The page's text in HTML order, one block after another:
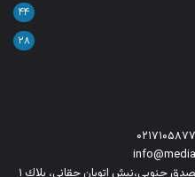
۴۴
۲۸